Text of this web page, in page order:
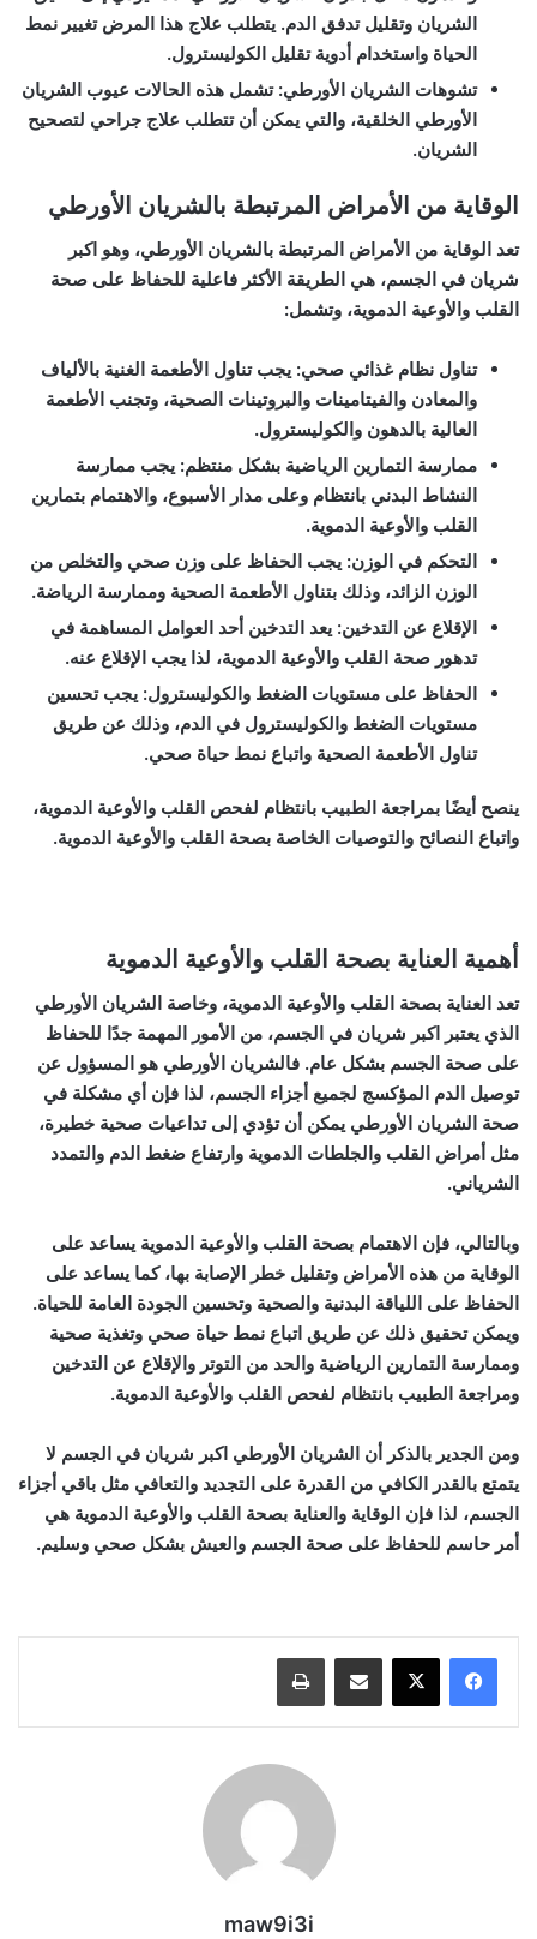
الشريان وتقليل تدفق الدم. يتطلب علاج هذا المرض تغيير نمط
الحياة واستخدام أدوية تقليل الكوليسترول.
تشوهات الشريان الأورطي: تشمل هذه الحالات عيوب الشريان
الأورطي الخلقية، والتي يمكن أن تتطلب علاج جراحي لتصحيح
الشريان.
الوقاية من الأمراض المرتبطة بالشريان الأورطي
تعد الوقاية من الأمراض المرتبطة بالشريان الأورطي، وهو اكبر
شريان في الجسم، هي الطريقة الأكثر فاعلية للحفاظ على صحة
القلب والأوعية الدموية، وتشمل:
تناول نظام غذائي صحي: يجب تناول الأطعمة الغنية بالألياف
والمعادن والفيتامينات والبروتينات الصحية، وتجنب الأطعمة
العالية بالدهون والكوليسترول.
ممارسة التمارين الرياضية بشكل منتظم: يجب ممارسة
النشاط البدني بانتظام وعلى مدار الأسبوع، والاهتمام بتمارين
القلب والأوعية الدموية.
التحكم في الوزن: يجب الحفاظ على وزن صحي والتخلص من
الوزن الزائد، وذلك بتناول الأطعمة الصحية وممارسة الرياضة.
الإقلاع عن التدخين: يعد التدخين أحد العوامل المساهمة في
تدهور صحة القلب والأوعية الدموية، لذا يجب الإقلاع عنه.
الحفاظ على مستويات الضغط والكوليسترول: يجب تحسين
مستويات الضغط والكوليسترول في الدم، وذلك عن طريق
تناول الأطعمة الصحية واتباع نمط حياة صحي.
ينصح أيضًا بمراجعة الطبيب بانتظام لفحص القلب والأوعية الدموية،
واتباع النصائح والتوصيات الخاصة بصحة القلب والأوعية الدموية.
أهمية العناية بصحة القلب والأوعية الدموية
تعد العناية بصحة القلب والأوعية الدموية، وخاصة الشريان الأورطي
الذي يعتبر اكبر شريان في الجسم، من الأمور المهمة جدًا للحفاظ
على صحة الجسم بشكل عام. فالشريان الأورطي هو المسؤول عن
توصيل الدم المؤكسج لجميع أجزاء الجسم، لذا فإن أي مشكلة في
صحة الشريان الأورطي يمكن أن تؤدي إلى تداعيات صحية خطيرة،
مثل أمراض القلب والجلطات الدموية وارتفاع ضغط الدم والتمدد
الشرياني.
وبالتالي، فإن الاهتمام بصحة القلب والأوعية الدموية يساعد على
الوقاية من هذه الأمراض وتقليل خطر الإصابة بها، كما يساعد على
الحفاظ على اللياقة البدنية والصحية وتحسين الجودة العامة للحياة.
ويمكن تحقيق ذلك عن طريق اتباع نمط حياة صحي وتغذية صحية
وممارسة التمارين الرياضية والحد من التوتر والإقلاع عن التدخين
ومراجعة الطبيب بانتظام لفحص القلب والأوعية الدموية.
ومن الجدير بالذكر أن الشريان الأورطي اكبر شريان في الجسم لا
يتمتع بالقدر الكافي من القدرة على التجديد والتعافي مثل باقي أجزاء
الجسم، لذا فإن الوقاية والعناية بصحة القلب والأوعية الدموية هي
أمر حاسم للحفاظ على صحة الجسم والعيش بشكل صحي وسليم.
مشاركة عبر البريد طباعة
maw9i3i